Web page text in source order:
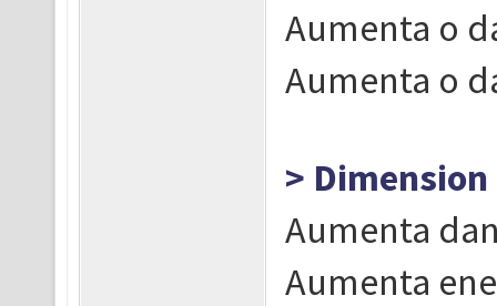
Aumenta o
Aumenta o
>
Aumenta
Aumenta